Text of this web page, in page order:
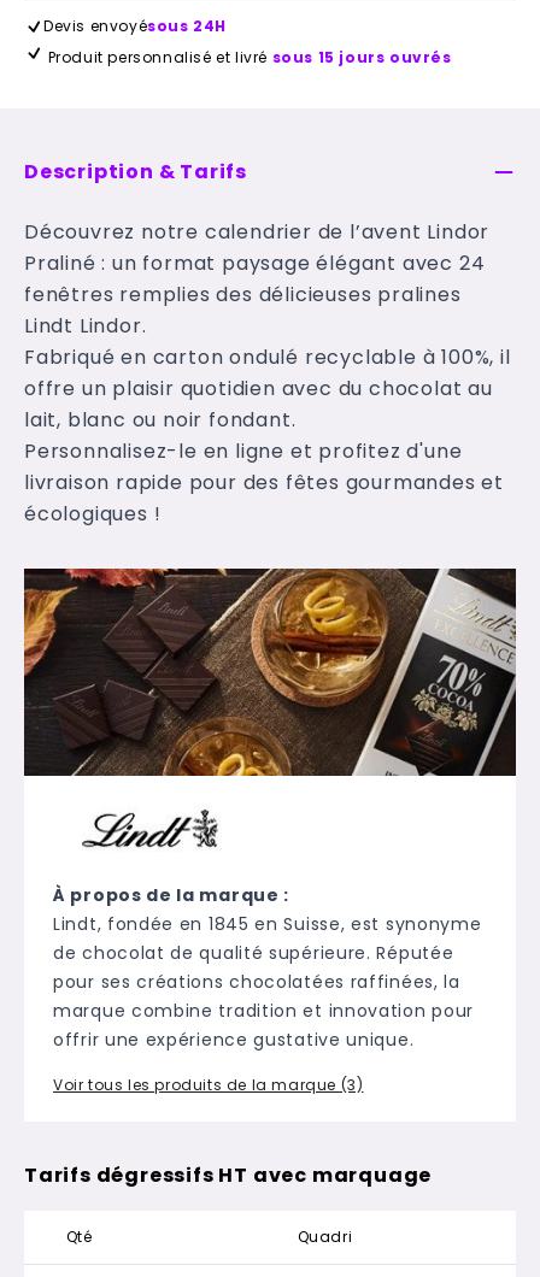
Devis envoyésous 24H
Produit personnalisé et livré sous 15 jours ouvrés
Description & Tarifs
Découvrez notre calendrier de l’avent Lindor
Praliné : un format paysage élégant avec 24
fenêtres remplies des délicieuses pralines
Lindt Lindor.
Fabriqué en carton ondulé recyclable à 100%, il
offre un plaisir quotidien avec du chocolat au
lait, blanc ou noir fondant.
Personnalisez-le en ligne et profitez d'une
livraison rapide pour des fêtes gourmandes et
écologiques !
À propos de la marque :
Lindt, fondée en 1845 en Suisse, est synonyme
de chocolat de qualité supérieure. Réputée
pour ses créations chocolatées raffinées, la
marque combine tradition et innovation pour
offrir une expérience gustative unique.
Voir tous les produits de la marque (3)
Tarifs dégressifs HT avec marquage
Qté Quadri